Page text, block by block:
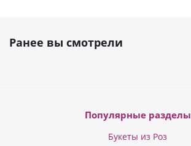
Ранее вы смотрели
Популярные разделы
Букеты из Роз